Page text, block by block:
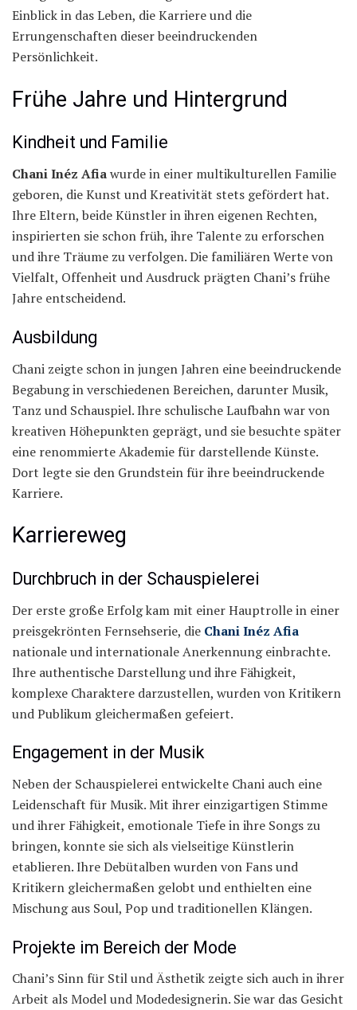
Einblick in das Leben, die Karriere und die
Errungenschaften dieser beeindruckenden
Persönlichkeit.
Frühe Jahre und Hintergrund
Kindheit und Familie
Chani Inéz Afiawurde in einer multikulturellen Familie
geboren, die Kunst und Kreativität stets gefördert hat.
Ihre Eltern, beide Künstler in ihren eigenen Rechten,
inspirierten sie schon früh, ihre Talente zu erforschen
und ihre Träume zu verfolgen. Die familiären Werte von
Vielfalt, Offenheit und Ausdruck prägten Chani’s frühe
Jahre entscheidend.
Ausbildung
Chani zeigte schon in jungen Jahren eine beeindruckende
Begabung in verschiedenen Bereichen, darunter Musik,
Tanz und Schauspiel. Ihre schulische Laufbahn war von
kreativen Höhepunkten geprägt, und sie besuchte später
eine renommierte Akademie für darstellende Künste.
Dort legte sie den Grundstein für ihre beeindruckende
Karriere.
Karriereweg
Durchbruch in der Schauspielerei
Der erste große Erfolg kam mit einer Hauptrolle in einer
preisgekrönten Fernsehserie, die Chani Inéz Afia
nationale und internationale Anerkennung einbrachte.
Ihre authentische Darstellung und ihre Fähigkeit,
komplexe Charaktere darzustellen, wurden von Kritikern
und Publikum gleichermaßen gefeiert.
Engagement in der Musik
Neben der Schauspielerei entwickelte Chani auch eine
Leidenschaft für Musik. Mit ihrer einzigartigen Stimme
und ihrer Fähigkeit, emotionale Tiefe in ihre Songs zu
bringen, konnte sie sich als vielseitige Künstlerin
etablieren. Ihre Debütalben wurden von Fans und
Kritikern gleichermaßen gelobt und enthielten eine
Mischung aus Soul, Pop und traditionellen Klängen.
Projekte im Bereich der Mode
Chani’s Sinn für Stil und Ästhetik zeigte sich auch in ihrer
Arbeit als Model und Modedesignerin. Sie war das Gesicht